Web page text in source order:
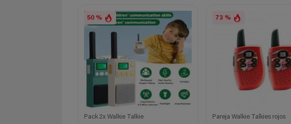
50 %
Pack 2x Walkie Talkie
73 %
Pareja Walkie Talkies rojos